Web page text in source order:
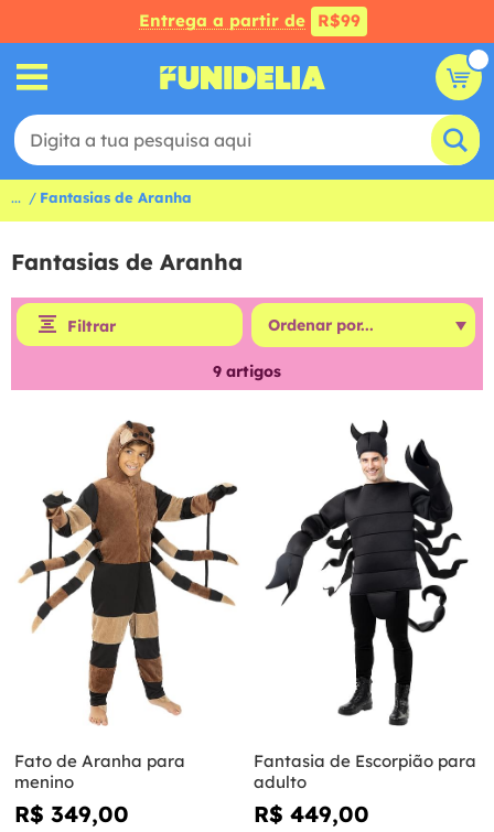
Entrega a partir de R$99
... Fantasias de Aranha
Fantasias de Aranha
Filtrar
9 artigos
Fato de Aranha para
menino
R$ 349,00
Fantasia de Escorpião para
adulto
R$ 449,00